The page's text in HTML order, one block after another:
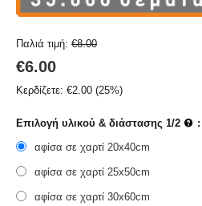
Παλιά τιμή: €8.00
€6.00
Κερδίζετε: €2.00 (25%)
Επιλογή υλικού & διάστασης 1/2 :
αφίσα σε χαρτί 20x40cm
αφίσα σε χαρτί 25x50cm
αφίσα σε χαρτί 30x60cm